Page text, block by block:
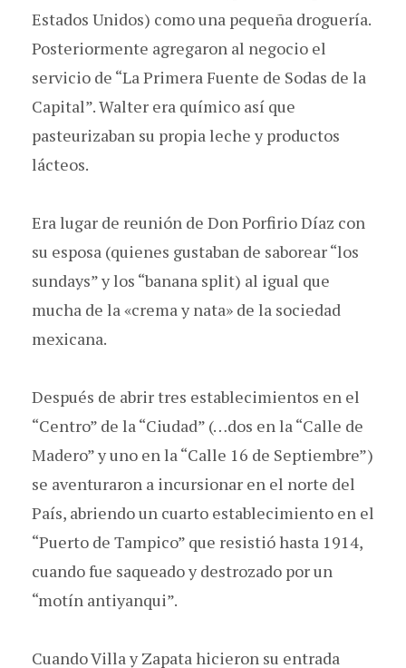
Estados Unidos) como una pequeña droguería.
Posteriormente agregaron al negocio el
servicio de “La Primera Fuente de Sodas de la
Capital”. Walter era químico así que
pasteurizaban su propia leche y productos
lácteos.
Era lugar de reunión de Don Porfirio Díaz con
su esposa (quienes gustaban de saborear “los
sundays” y los “banana split) al igual que
mucha de la «crema y nata» de la sociedad
mexicana.
Después de abrir tres establecimientos en el
“Centro” de la “Ciudad” (…dos en la “Calle de
Madero” y uno en la “Calle 16 de Septiembre”)
se aventuraron a incursionar en el norte del
País, abriendo un cuarto establecimiento en el
“Puerto de Tampico” que resistió hasta 1914,
cuando fue saqueado y destrozado por un
“motín antiyanqui”.
Cuando Villa y Zapata hicieron su entrada